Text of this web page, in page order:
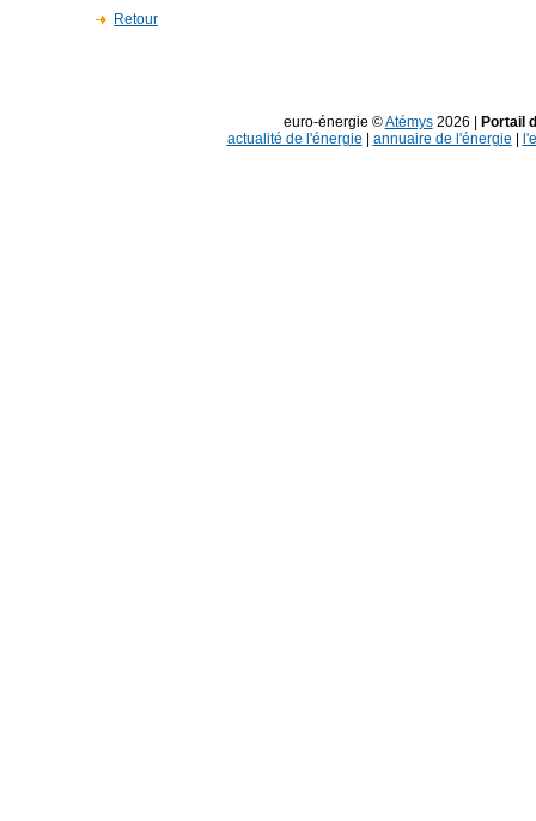
Retour
euro-énergie ©Atémys2026 |
Portail
actualité de l'énergie
annuaire de l'énergie